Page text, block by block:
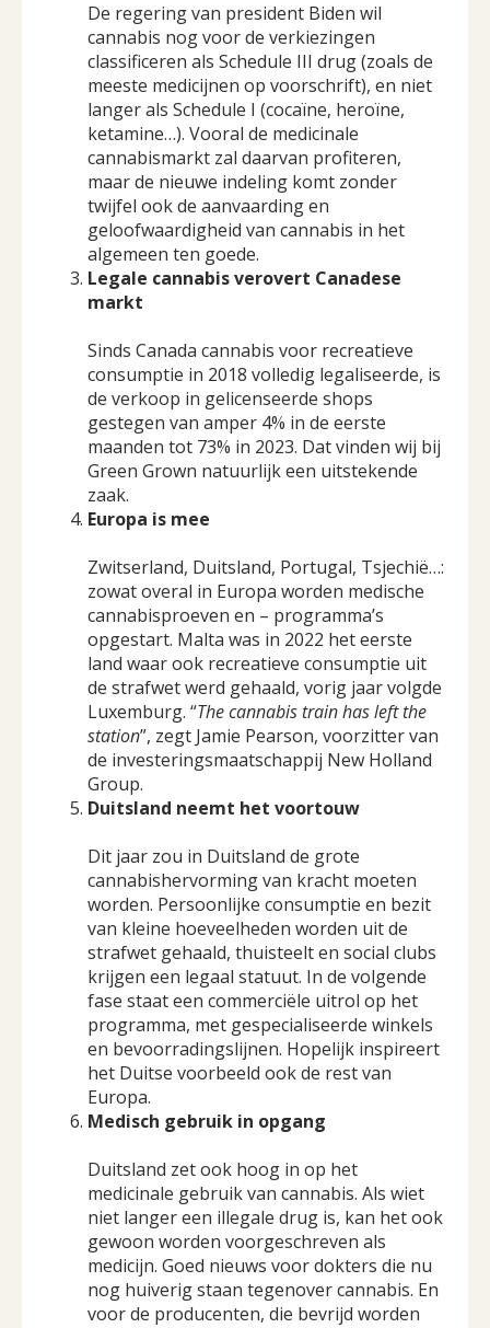
De regering van president Biden wil
cannabis nog voor de verkiezingen
classificeren als Schedule III drug (zoals de
meeste medicijnen op voorschrift), en niet
langer als Schedule I (cocaïne, heroïne,
ketamine…). Vooral de medicinale
cannabismarkt zal daarvan profiteren,
maar de nieuwe indeling komt zonder
twijfel ook de aanvaarding en
geloofwaardigheid van cannabis in het
algemeen ten goede.
Legale cannabis verovert Canadese
markt
Sinds Canada cannabis voor recreatieve
consumptie in 2018 volledig legaliseerde, is
de verkoop in gelicenseerde shops
gestegen van amper 4% in de eerste
maanden tot 73% in 2023. Dat vinden wij bij
Green Grown natuurlijk een uitstekende
zaak.
Europa is mee
Zwitserland, Duitsland, Portugal, Tsjechië…:
zowat overal in Europa worden medische
cannabisproeven en – programma’s
opgestart. Malta was in 2022 het eerste
land waar ook recreatieve consumptie uit
de strafwet werd gehaald, vorig jaar volgde
Luxemburg. “The cannabis train has left the
station”, zegt Jamie Pearson, voorzitter van
de investeringsmaatschappij New Holland
Group.
Duitsland neemt het voortouw
Dit jaar zou in Duitsland de grote
cannabishervorming van kracht moeten
worden. Persoonlijke consumptie en bezit
van kleine hoeveelheden worden uit de
strafwet gehaald, thuisteelt en social clubs
krijgen een legaal statuut. In de volgende
fase staat een commerciële uitrol op het
programma, met gespecialiseerde winkels
en bevoorradingslijnen. Hopelijk inspireert
het Duitse voorbeeld ook de rest van
Europa.
Medisch gebruik in opgang
Duitsland zet ook hoog in op het
medicinale gebruik van cannabis. Als wiet
niet langer een illegale drug is, kan het ook
gewoon worden voorgeschreven als
medicijn. Goed nieuws voor dokters die nu
nog huiverig staan tegenover cannabis. En
voor de producenten, die bevrijd worden